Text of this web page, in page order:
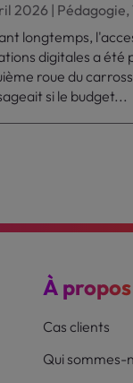
2026| Pédagogie,
longtemps,
digitales a été
roue du
si le budget...
À propos
Cas clients
Qui sommes-